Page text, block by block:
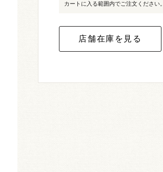
カートに入る範囲内でご注文ください。